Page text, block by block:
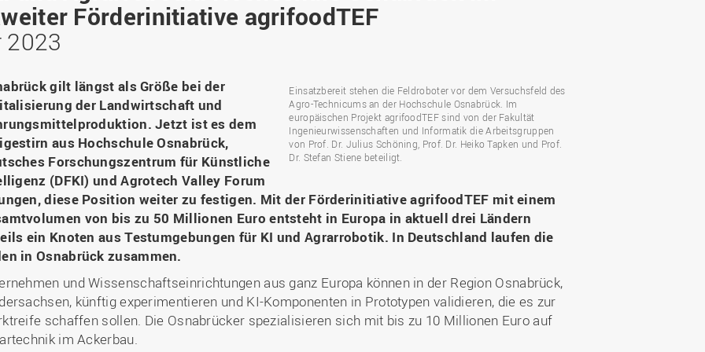
und
Winterprogramme
Outgoing
Deutsch als Fremdsprache
für
internationaler
(FIT) in Osnabrück
Studienorganisation
Bibliothek
LearningCenter
Career Services
Das bietet Osnabrück
Das bietet Lingen
Internationalisierung in der
Forschung
Center
Hochschulbüro
GROWTH - Innovative
Hochschule
Forschungsergebnisse für
die Praxis
Gründungen | Start-Ups
Transfer in die Gesellschaft
Forschungs-Nachrichten
Veranstaltungen und
Fachtagungen
Ausschreibungen zu
Forschungsbericht
in
NETZWERKE
Hochschulzentrum China
(HZC)
UAS7
Informatik (IuI)
Institut für Musik (IfM)
Management, Kultur und
Technik (MKT, Campus
Lingen)
Wirtschafts- und
Sozialwissenschaften
Vertretungen und
Professional School
Amtsblatt
Personensuche
Förderinitiative agrifoodTEF
2023
Einsatzbereit stehen die Feldroboter vor dem Versuchsfeld des
Agro-Technicums an der Hochschule Osnabrück. Im
europäischen Projekt agrifoodTEF sind von der Fakultät
Ingenieurwissenschaften und Informatik die Arbeitsgruppen
von Prof. Dr. Julius Schöning, Prof. Dr. Heiko Tapken und Prof.
Dr. Stefan Stiene beteiligt.
gilt längst als Größe bei der
der Landwirtschaft und
Jetzt ist es dem
aus Hochschule Osnabrück,
Forschungszentrum für Künstliche
(DFKI) und Agrotech Valley Forum
diese Position weiter zu festigen. Mit der Förderinitiative agrifoodTEF mit einem
von bis zu 50 Millionen Euro entsteht in Europa in aktuell drei Ländern
ein Knoten aus Testumgebungen für KI und Agrarrobotik. In Deutschland laufen die
in Osnabrück zusammen.
und Wissenschaftseinrichtungen aus ganz Europa können in der Region Osnabrück,
künftig experimentieren und KI-Komponenten in Prototypen validieren, die es zur
schaffen sollen. Die Osnabrücker spezialisieren sich mit bis zu 10 Millionen Euro auf
im Ackerbau.